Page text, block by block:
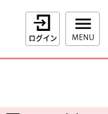
ログイン